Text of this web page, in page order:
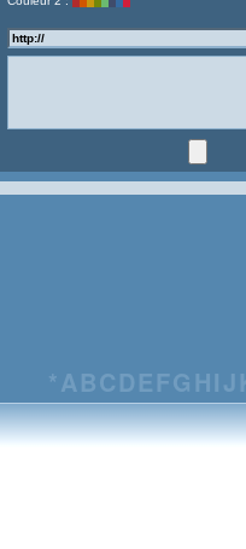
*ABCDEFG HIJ